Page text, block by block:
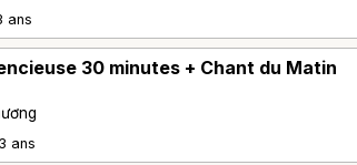
ans
30 minutes + Chant du Matin
ans